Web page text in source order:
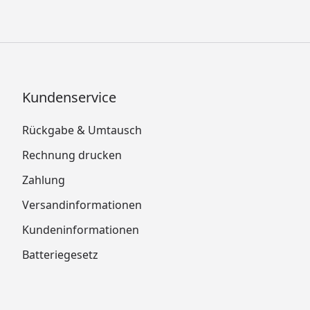
Kundenservice
Rückgabe & Umtausch
Rechnung drucken
Zahlung
Versandinformationen
Kundeninformationen
Batteriegesetz